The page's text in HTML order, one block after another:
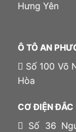
Hưng Yên
Ô TÔ AN
Số 100 Võ
Hòa
CƠ ĐIỆN ĐẮC
Số 36